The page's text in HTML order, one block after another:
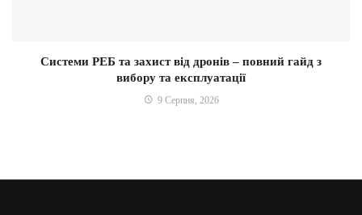
Системи РЕБ та захист від дронів – повний гайд з
вибору та експлуатації
9 Серпня, 2026